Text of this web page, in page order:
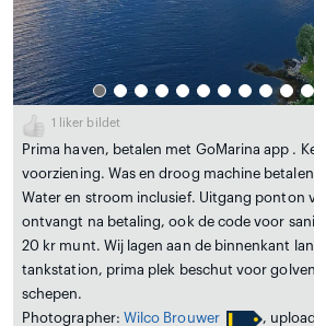
1 liker bildet
Prima haven, betalen met GoMarina app .
voorziening. Was en droog machine
Water en stroom inclusief. Uitgang ponton
ontvangt na betaling, ook de code voor
20 kr munt. Wij lagen aan de binnenkant
tankstation, prima plek beschut voor
schepen.
Photographer: Wilco Brouwer ,